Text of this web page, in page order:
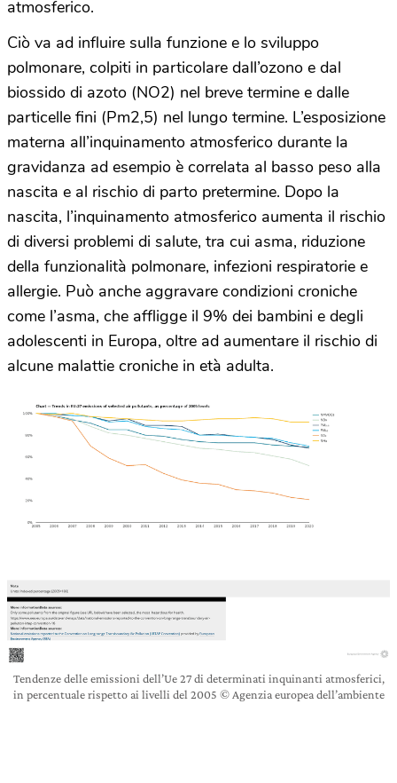
atmosferico.
Ciò va ad influire sulla funzione e lo sviluppo
polmonare, colpiti in particolare dall’ozono e dal
biossido di azoto (NO2) nel breve termine e dalle
particelle fini (Pm2,5) nel lungo termine. L’esposizione
materna all’inquinamento atmosferico durante la
gravidanza ad esempio è correlata al basso peso alla
nascita e al rischio di parto pretermine. Dopo la
nascita, l’inquinamento atmosferico aumenta il rischio
di diversi problemi di salute, tra cui asma, riduzione
della funzionalità polmonare, infezioni respiratorie e
allergie. Può anche aggravare condizioni croniche
come l’asma, che affligge il 9% dei bambini e degli
adolescenti in Europa, oltre ad aumentare il rischio di
alcune malattie croniche in età adulta.
Tendenze delle emissioni dell’Ue 27 di determinati inquinanti atmosferici,
in percentuale rispetto ai livelli del 2005 © Agenzia europea dell’ambiente